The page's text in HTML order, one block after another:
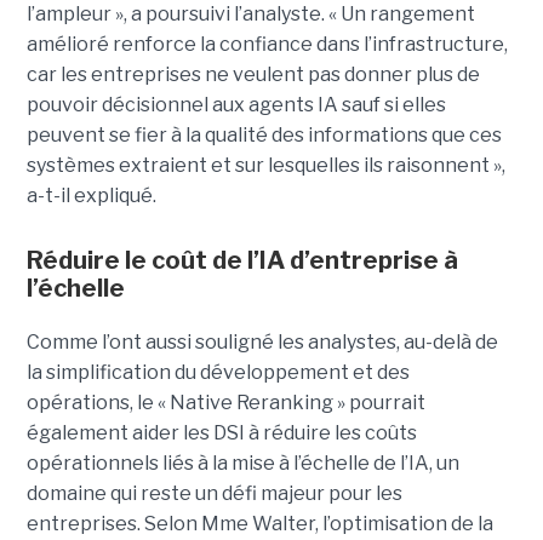
l’ampleur », a poursuivi l’analyste. « Un rangement
amélioré renforce la confiance dans l’infrastructure,
car les entreprises ne veulent pas donner plus de
pouvoir décisionnel aux agents IA sauf si elles
peuvent se fier à la qualité des informations que ces
systèmes extraient et sur lesquelles ils raisonnent »,
a-t-il expliqué.
Réduire le coût de l’IA d’entreprise à
l’échelle
Comme l’ont aussi souligné les analystes, au-delà de
la simplification du développement et des
opérations, le « Native Reranking » pourrait
également aider les DSI à réduire les coûts
opérationnels liés à la mise à l’échelle de l’IA, un
domaine qui reste un défi majeur pour les
entreprises. Selon Mme Walter, l’optimisation de la